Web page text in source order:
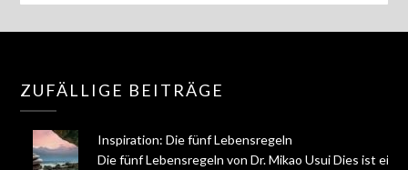
ZUFÄLLIGE BEITRÄGE
Inspiration: Die fünf Lebensregeln
Die fünf Lebensregeln von Dr. Mikao Usui Dies ist ein